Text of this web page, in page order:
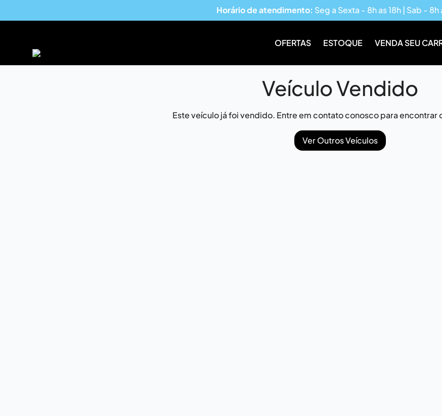
Horário de atendimento: Seg a Sexta - 8h as 18h | Sab - 8h
OFERTAS ESTOQUE VENDA SEU
Veículo Vendido
Este veículo já foi vendido. Entre em contato conosco para encontrar
Ver Outros Veículos